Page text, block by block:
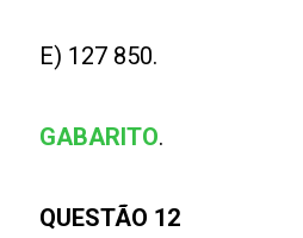
E) 127 850.
GABARITO.
QUESTÃO 12